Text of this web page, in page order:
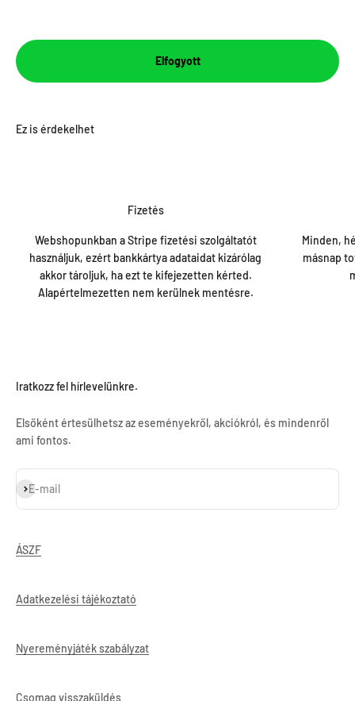
Elfogyott
Fizetés
Webshopunkban a Stripe fizetési szolgáltatót
használjuk, ezért bankkártya adataidat kizárólag
akkor tároljuk, ha ezt te kifejezetten kérted.
Alapértelmezetten nem kerülnek mentésre.
Minden,
másnap
Iratkozz fel hírlevelünkre.
Elsőként értesülhetsz az eseményekről, akciókról, és mindenről
ami fontos.
E-mail
Feliratkozás
ÁSZF
Adatkezelési tájékoztató
Nyereményjáték szabályzat
Csomag visszaküldés